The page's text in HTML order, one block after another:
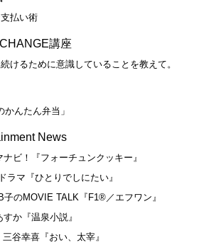
払い術
講座
けるために意識していることを教えて。
かんたん弁当」
News
ビ！『フォーチュンクッキー』
マ『ひとりでしにたい』
のMOVIE TALK『F1®／エフワン』
か『温泉小説』
幸喜『おい、太宰』